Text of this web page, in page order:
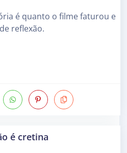
é quanto o filme faturou e
reflexão.
é cretina